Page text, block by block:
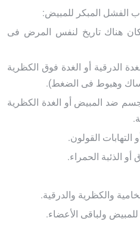
الفشل المبكر للمبيض:
هناك تاريخ لنفس المرض فى
الدرقية أو الغدة فوق الكظرية
وهبوط فى الضغط).
ضد المبيض أو الغدة الكظرية
القولون.
.